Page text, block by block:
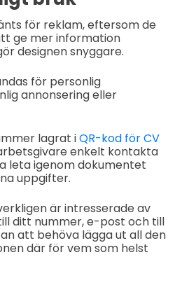
för reklam, eftersom de
ge mer information
designen snyggare.
för personlig
annonsering eller
lagrat iQR-kod för CV
enkelt kontakta
leta igenom dokumentet
uppgifter.
är intresserade av
ditt nummer, e-post och till
att behöva lägga ut all den
där för vem som helst